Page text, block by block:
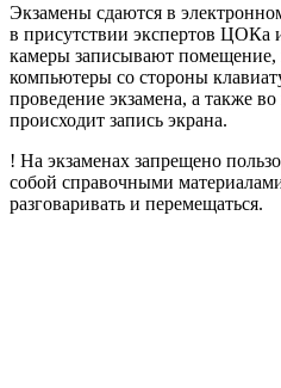
Экзамены сдаются в
в присутствии экспертов ЦОКа
камеры записывают помещение,
компьютеры со стороны
проведение экзамена, а также
происходит запись экрана.
! На экзаменах запрещено
собой справочными
разговаривать и перемещаться.